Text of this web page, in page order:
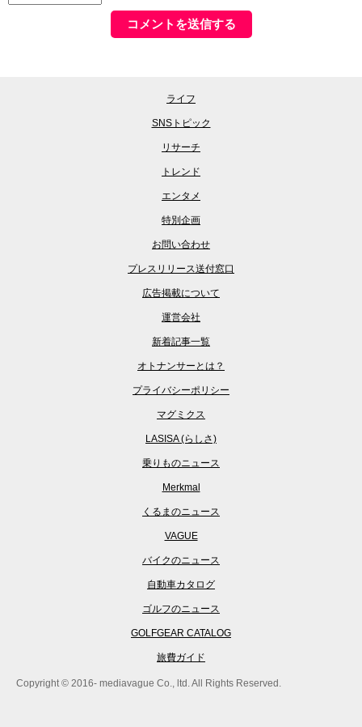
ライフ
SNSトピック
リサーチ
トレンド
エンタメ
特別企画
お問い合わせ
プレスリリース送付窓口
広告掲載について
運営会社
新着記事一覧
オトナンサーとは？
プライバシーポリシー
マグミクス
LASISA (らしさ)
乗りものニュース
Merkmal
くるまのニュース
VAGUE
バイクのニュース
自動車カタログ
ゴルフのニュース
GOLFGEAR CATALOG
旅費ガイド
Copyright © 2016- mediavague Co., ltd. All Rights Reserved.